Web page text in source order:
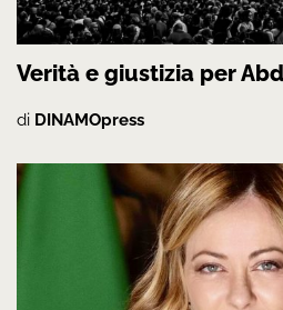
Verità e giustizia per
di DINAMOpress